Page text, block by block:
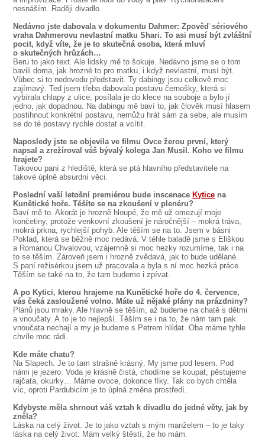
nesnáším. Raději divadlo.
Nedávno jste dabovala v dokumentu Dahmer: Zpověď sériového
vraha Dahmerovu nevlastní matku Shari. To asi musí být zvláštní
pocit, když víte, že je to skutečná osoba, která mluví
o skutečných hrůzách…
Beru to jako text. Ale lidsky mě to šokuje. Nedávno jsme se o tom
bavili doma, jak hrozné to pro matku, i když nevlastní, musí být.
Vůbec si to nedovedu představit. Ty dabingy jsou celkově moc
zajímavý. Ted jsem třeba dabovala postavu černošky, která si
vybírala chlapy z ulice, posílala je do klece na souboje a bylo jí
jedno, jak dopadnou. Na dabingu mě baví to, jak člověk musí hlasem
postihnout konkrétní postavu, nemůžu hrát sám za sebe, ale musím
se do té postavy rychle dostat a vcítit.
Naposledy jste se objevila ve filmu Ovce žerou první, který
napsal a zrežíroval váš bývalý kolega Jan Musil. Koho ve filmu
hrajete?
Takovou paní z hlediště, která se ptá hlavního představitele na
takové úplně absurdní věci.
Poslední vaší letošní premiérou bude inscenace Kytice na
Kunětické hoře. Těšíte se na zkoušení v plenéru?
Baví mě to. Akorát je hrozně hloupé, že mě už omezují moje
končetiny, protože venkovní zkoušení je náročnější – mokrá tráva,
mokrá prkna, rychlejší pohyb. Ale těším se na to. Jsem v básni
Poklad, která se běžně moc nedává. V téhle baladě jsme s Eliškou
a Romanou Chvalovou, vzájemně si moc hezky rozumíme, tak i na
to se těším. Zároveň jsem i hrozně zvědavá, jak to bude udělané.
S paní režisérkou jsem už pracovala a byla s ní moc hezká práce.
Těším se také na to, že tam budeme i zpívat.
A po Kytici, kterou hrajeme na Kunětické hoře do 4. července,
vás čeká zasloužené volno. Máte už nějaké plány na prázdniny?
Plánů jsou mraky. Ale hlavně se těším, až budeme na chatě s dětmi
a vnoučaty. A to je to nejlepší. Těším se i na to, že nám tam pak
vnoučata nechají a my je budeme s Petrem hlídat. Oba máme tyhle
chvíle moc rádi.
Kde máte chatu?
Na Slapech. Je to tam strašně krásný. My jsme pod lesem. Pod
námi je jezero. Voda je krásně čistá, chodíme se koupat, pěstujeme
rajčata, okurky… Máme ovoce, dokonce fíky. Tak co bych chtěla
víc, oproti Pardubicím je to úplná změna prostředí.
Kdybyste měla shrnout váš vztah k divadlu do jedné věty, jak by
zněla?
Láska na celý život. Je to jako vztah s mým manželem – to je taky
láska na celý život. Mám velký štěstí, že ho mám.